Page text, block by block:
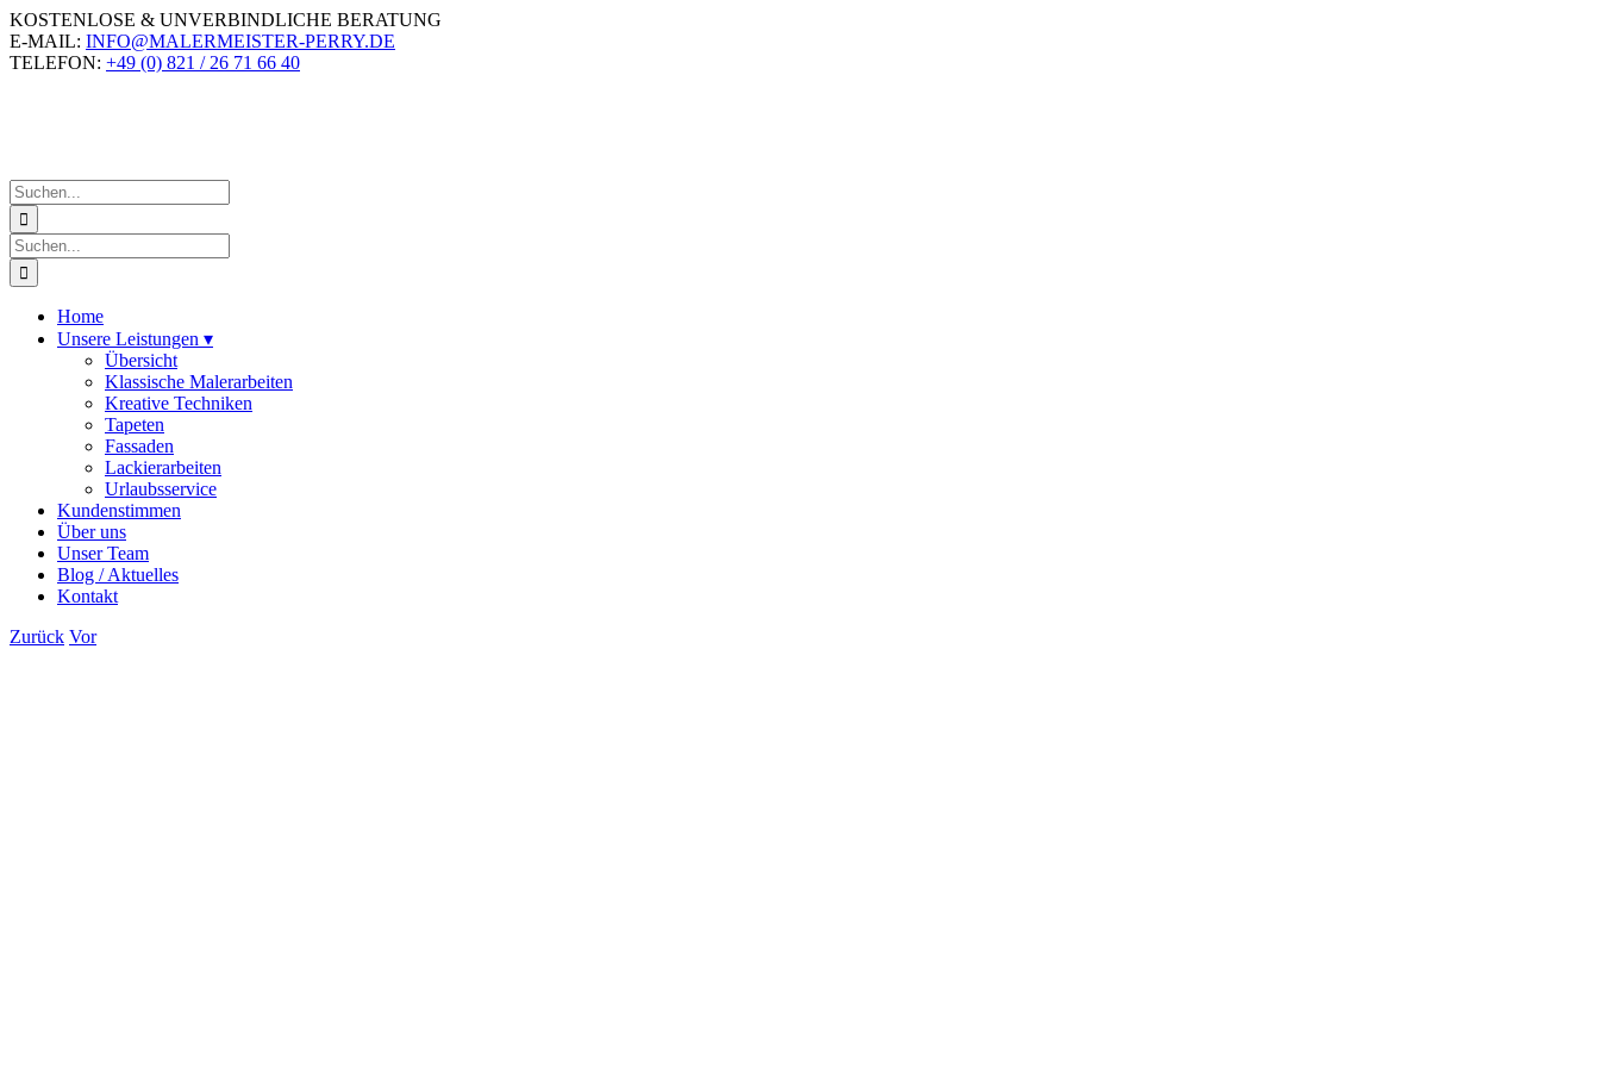
Zum
Inhalt
springen
KOSTENLOSE & UNVERBINDLICHE BERATUNG
E-MAIL: INFO@MALERMEISTER-PERRY.DE
TELEFON: +49 (0) 821 / 26 71 66 40
Suche
nach:
Suche
nach:
Home
Unsere Leistungen ▾
Übersicht
Klassische Malerarbeiten
Kreative Techniken
Tapeten
Fassaden
Lackierarbeiten
Urlaubsservice
Kundenstimmen
Über uns
Unser Team
Blog / Aktuelles
Kontakt
Zurück Vor